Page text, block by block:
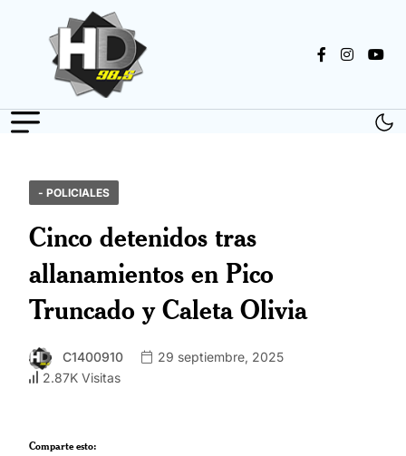
- POLICIALES
Cinco detenidos tras
allanamientos en Pico
Truncado y Caleta Olivia
C1400910
29 septiembre, 2025
2.87K Visitas
Comparte esto: